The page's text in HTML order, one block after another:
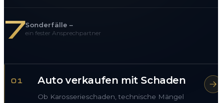
7Sonderfälle –
ein fester Ansprechpartner
01 Auto verkaufen mit Schaden
Ob Karosserieschaden, technische Mängel